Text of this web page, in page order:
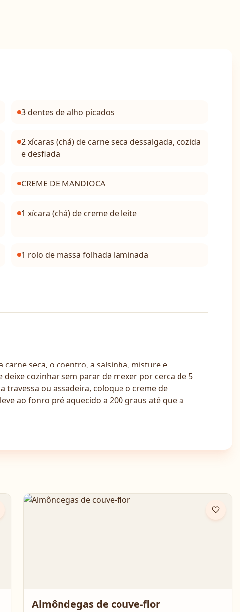
3 dentes de alho picados
2 xícaras (chá) de carne seca dessalgada, cozida
e desfiada
CREME DE MANDIOCA
1 xícara (chá) de creme de leite
1 rolo de massa folhada laminada
carne seca, o coentro, a salsinha, misture e
deixe cozinhar sem parar de mexer por cerca de 5
travessa ou assadeira, coloque o creme de
ao fonro pré aquecido a 200 graus até que a
Almôndegas de couve-flor